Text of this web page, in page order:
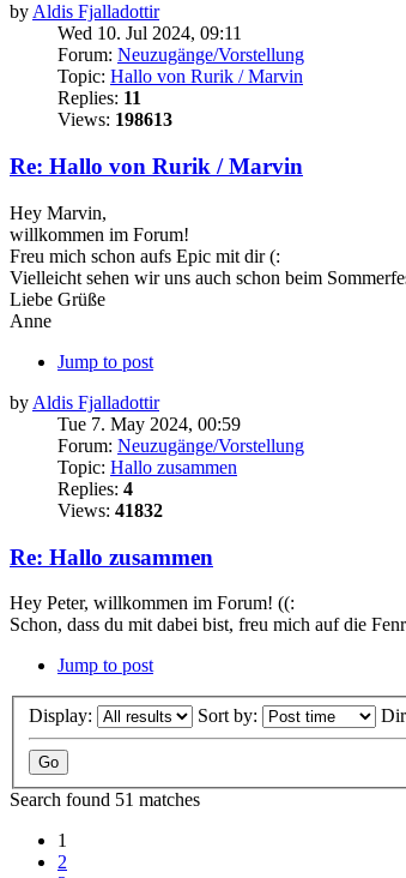
by Aldis Fjalladottir
Wed 10. Jul 2024, 09:11
Forum: Neuzugänge/Vorstellung
Topic: Hallo von Rurik / Marvin
Replies: 11
Views: 198613
Re: Hallo von Rurik / Marvin
Hey Marvin,
willkommen im Forum!
Freu mich schon aufs Epic mit dir (:
Vielleicht sehen wir uns auch schon beim
Liebe Grüße
Anne
Jump to post
by Aldis Fjalladottir
Tue 7. May 2024, 00:59
Forum: Neuzugänge/Vorstellung
Topic: Hallo zusammen
Replies: 4
Views: 41832
Re: Hallo zusammen
Hey Peter, willkommen im Forum! ((:
Schon, dass du mit dabei bist, freu mich auf die
Jump to post
Display: Sort by:
Search found 51 matches
1
2